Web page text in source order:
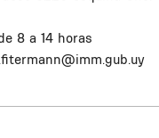
8 a 14 horas